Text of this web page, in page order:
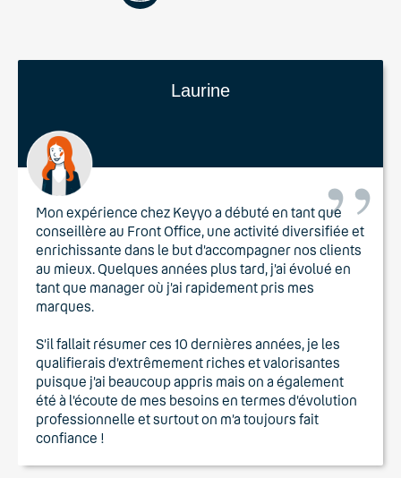
Laurine
Mon expérience chez Keyyo a débuté en tant que
conseillère au Front Office, une activité diversifiée et
enrichissante dans le but d’accompagner nos clients
au mieux. Quelques années plus tard, j’ai évolué en
tant que manager où j’ai rapidement pris mes
marques.
S’il fallait résumer ces 10 dernières années, je les
qualifierais d’extrêmement riches et valorisantes
puisque j’ai beaucoup appris mais on a également
été à l’écoute de mes besoins en termes d’évolution
professionnelle et surtout on m’a toujours fait
confiance !